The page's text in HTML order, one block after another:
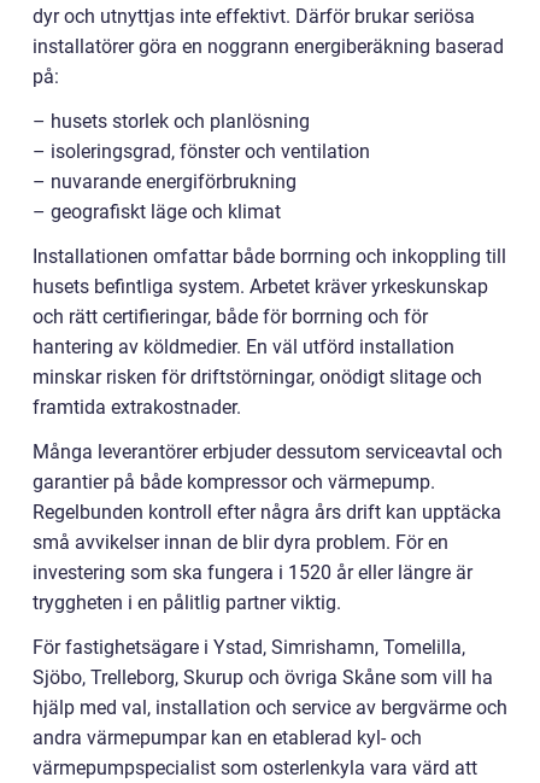
dyr och utnyttjas inte effektivt. Därför brukar seriösa
installatörer göra en noggrann energiberäkning baserad
på:
– husets storlek och planlösning
– isoleringsgrad, fönster och ventilation
– nuvarande energiförbrukning
– geografiskt läge och klimat
Installationen omfattar både borrning och inkoppling till
husets befintliga system. Arbetet kräver yrkeskunskap
och rätt certifieringar, både för borrning och för
hantering av köldmedier. En väl utförd installation
minskar risken för driftstörningar, onödigt slitage och
framtida extrakostnader.
Många leverantörer erbjuder dessutom serviceavtal och
garantier på både kompressor och värmepump.
Regelbunden kontroll efter några års drift kan upptäcka
små avvikelser innan de blir dyra problem. För en
investering som ska fungera i 1520 år eller längre är
tryggheten i en pålitlig partner viktig.
För fastighetsägare i Ystad, Simrishamn, Tomelilla,
Sjöbo, Trelleborg, Skurup och övriga Skåne som vill ha
hjälp med val, installation och service av bergvärme och
andra värmepumpar kan en etablerad kyl- och
värmepumpspecialist som osterlenkyla vara värd att